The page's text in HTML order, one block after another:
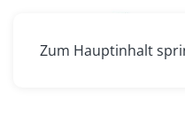
Zum Hauptinhalt